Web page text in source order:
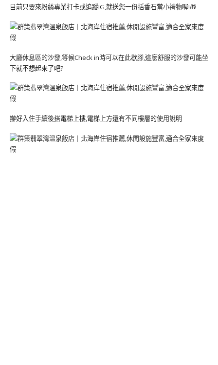
目前只要來粉絲專業打卡或追蹤IG,就送您一份括香石當小禮物喔!🎁
大廳休息區的沙發,等候Check in時可以在此歇腳,這麼舒服的沙發可能坐
下就不想起來了吧?
辦好入住手續後搭電梯上樓,電梯上方還有不同樓層的使用說明